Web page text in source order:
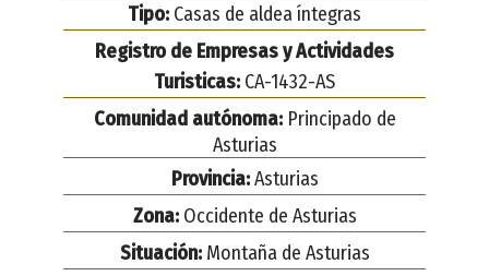
Tipo: Casas de aldea íntegras
Registro de Empresas y Actividades
Turisticas: CA-1432-AS
Comunidad autónoma:Principado de
Asturias
Provincia:Asturias
Zona:Occidente de Asturias
Situación:Montaña de Asturias